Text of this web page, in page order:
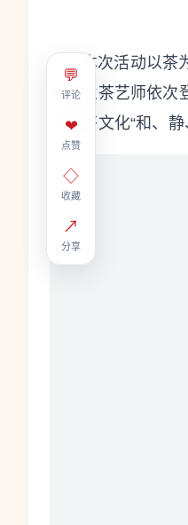
💬
评论
❤
点赞
◇
收藏
↗
分享
本次活动以
名专业茶艺师依
中国茶文化“和、